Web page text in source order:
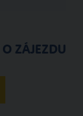
O ZÁJEZDU